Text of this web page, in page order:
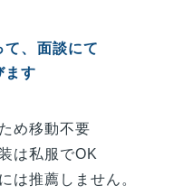
て、面談にて
ます
め移動不要
は私服でOK
は推薦しません。